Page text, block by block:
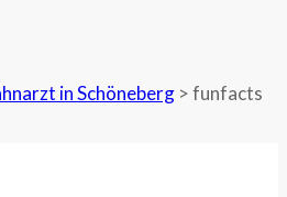
in Schöneberg >funfacts